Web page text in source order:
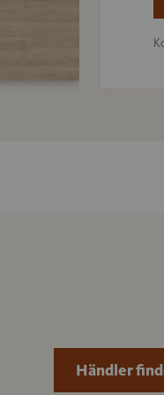
Händler